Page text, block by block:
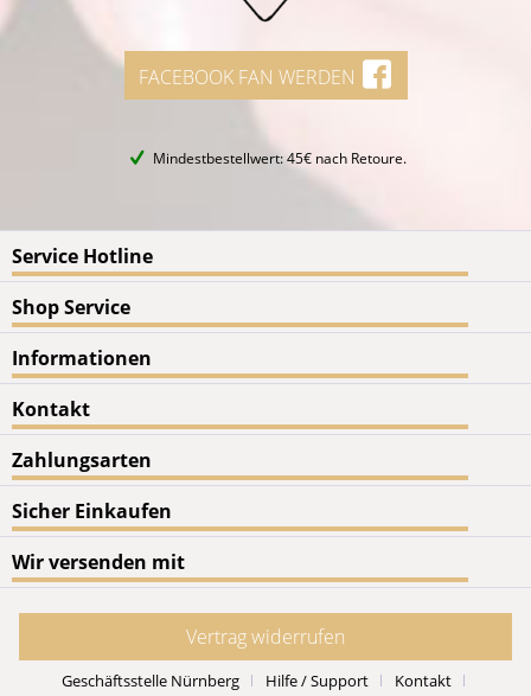
FACEBOOK FAN WERDEN
Mindestbestellwert: 45€ nach Retoure.
Service Hotline
Shop Service
Informationen
Kontakt
Zahlungsarten
Sicher Einkaufen
Wir versenden mit
Vertrag widerrufen
Geschäftsstelle Nürnberg Hilfe / Support Kontakt